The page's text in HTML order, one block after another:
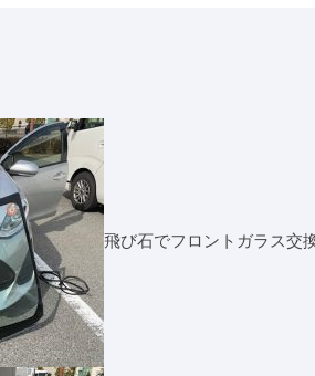
飛び石でフロントガラス交